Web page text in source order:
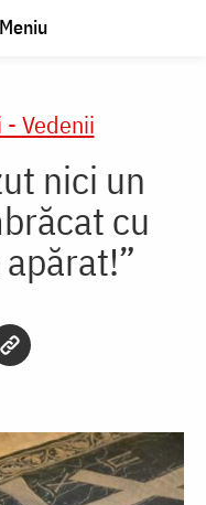
Meniu
Vedenii
nici un
cu